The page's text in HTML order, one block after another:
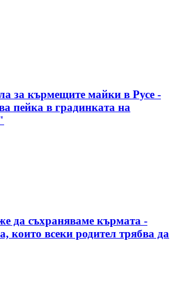
за кърмещите майки в Русе -
пейка в градинката на
да съхраняваме кърмата -
които всеки родител трябва да